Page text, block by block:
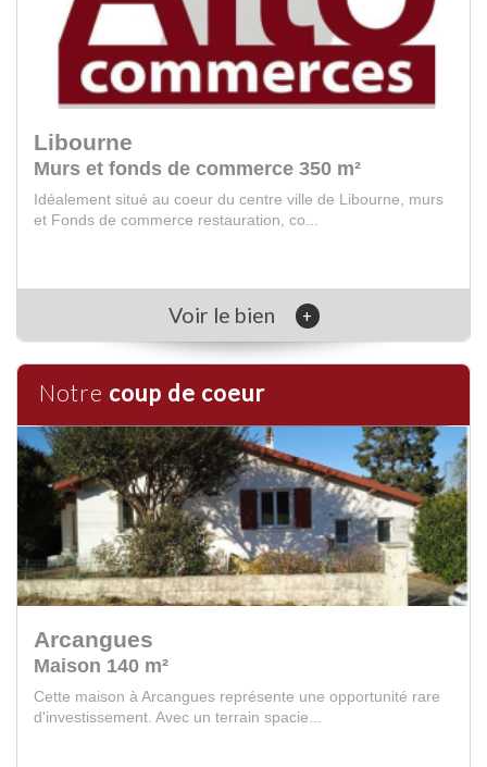
Libourne
Murs et fonds de commerce 350 m²
Idéalement situé au coeur du centre ville de Libourne, murs
et Fonds de commerce restauration, co...
Voir le bien +
Notre coup de coeur
Arcangues
Maison 140 m²
Cette maison à Arcangues représente une opportunité rare
d'investissement. Avec un terrain spacie...